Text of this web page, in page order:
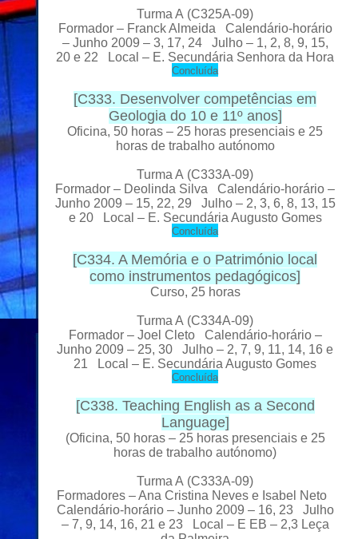
Turma A (C325A-09)
Formador – Franck Almeida Calendário-horário
– Junho 2009 – 3, 17, 24 Julho – 1, 2, 8, 9, 15,
20 e 22 Local – E. Secundária Senhora da Hora
Concluída
[C333. Desenvolver competências em
Geologia do 10 e 11º anos]
Oficina, 50 horas – 25 horas presenciais e 25
horas de trabalho autónomo
Turma A (C333A-09)
Formador – Deolinda Silva Calendário-horário –
Junho 2009 – 15, 22, 29 Julho – 2, 3, 6, 8, 13, 15
e 20 Local – E. Secundária Augusto Gomes
Concluída
[C334. A Memória e o Património local
como instrumentos pedagógicos]
Curso, 25 horas
Turma A (C334A-09)
Formador – Joel Cleto Calendário-horário –
Junho 2009 – 25, 30 Julho – 2, 7, 9, 11, 14, 16 e
21 Local – E. Secundária Augusto Gomes
Concluída
[C338. Teaching English as a Second
Language]
(Oficina, 50 horas – 25 horas presenciais e 25
horas de trabalho autónomo)
Turma A (C333A-09)
Formadores – Ana Cristina Neves e Isabel Neto
Calendário-horário – Junho 2009 – 16, 23 Julho
– 7, 9, 14, 16, 21 e 23 Local – E EB – 2,3 Leça